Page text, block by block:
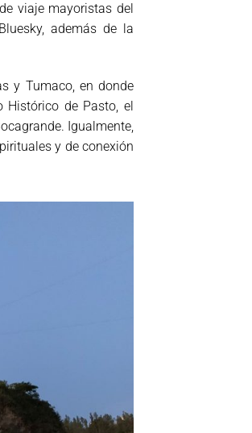
viaje mayoristas del
además de la
y Tumaco, en donde
de Pasto, el
Igualmente,
y de conexión